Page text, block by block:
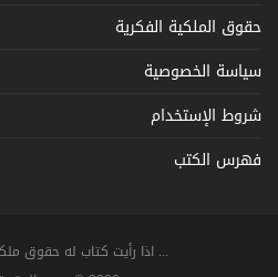
حقوق الملكية الفكرية
سياسة الخصوصية
شروط الإستخدام
فهرس الكتب
... اذا رأيت كتاب له حقوق